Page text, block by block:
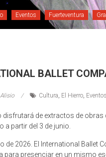
Eventos Fuerteventura
BALLET
Cultura, El Hierro, Eventos
de extractos de obras
a partir del 3 de junio.
de 2026. El International Ballet
para presenciar en un mismo